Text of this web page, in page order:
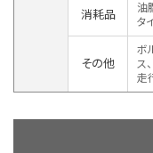
消耗品
油
タ
その他
ボ
ス
走